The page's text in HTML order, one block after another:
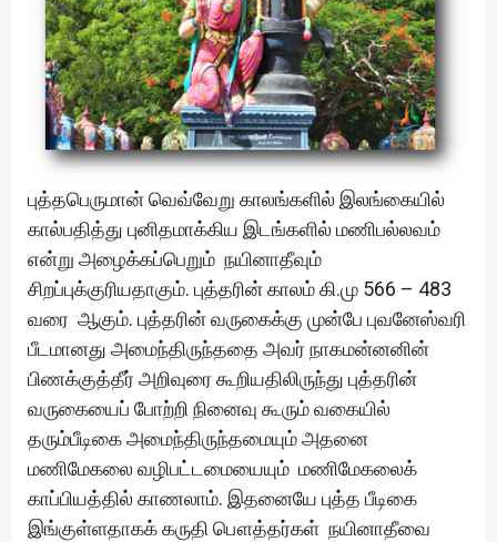
புத்தபெருமான் வெவ்வேறு காலங்களில் இலங்கையில்
கால்பதித்து புனிதமாக்கிய இடங்களில் மணிபல்லவம்
என்று அழைக்கப்பெறும் நயினாதீவும்
சிறப்புக்குரியதாகும். புத்தரின் காலம் கி.மு 566 – 483
வரை ஆகும். புத்தரின் வருகைக்கு முன்பே புவனேஸ்வரி
பீடமானது அமைந்திருந்ததை அவர் நாகமன்னனின்
பிணக்குத்தீர் அறிவுரை கூறியதிலிருந்து புத்தரின்
வருகையைப் போற்றி நினைவு கூரும் வகையில்
தரும்பீடிகை அமைந்திருந்தமையும் அதனை
மணிமேகலை வழிபட்டமையையும் மணிமேகலைக்
காப்பியத்தில் காணலாம். இதனையே புத்த பீடிகை
இங்குள்ளதாகக் கருதி பௌத்தர்கள் நயினாதீவை